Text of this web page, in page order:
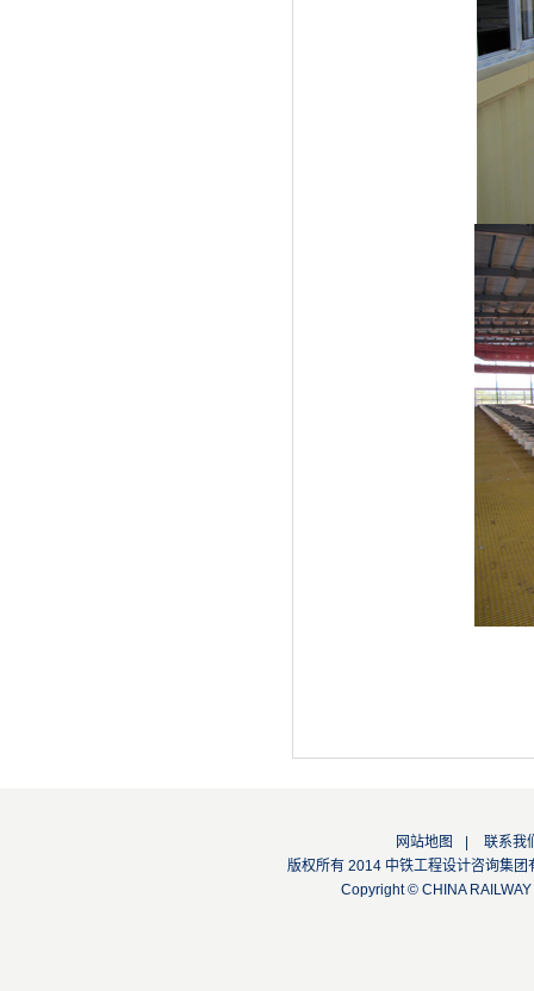
网站地图
联系我
版权所有 2014 中铁工程设计咨询
Copyright © CHINA